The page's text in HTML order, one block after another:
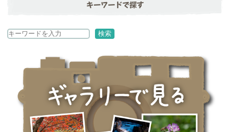
キーワードで探す
検
検索